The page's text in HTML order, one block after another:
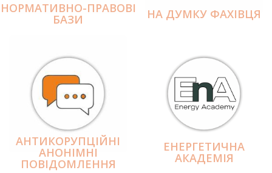
НОРМАТИВНО-ПРАВОВІ
БАЗИ НА ДУМКУ ФАХІВЦЯ
АНТИКОРУПЦІЙНІ
АНОНІМНІ
ПОВІДОМЛЕННЯ
ЕНЕРГЕТИЧНА
АКАДЕМІЯ